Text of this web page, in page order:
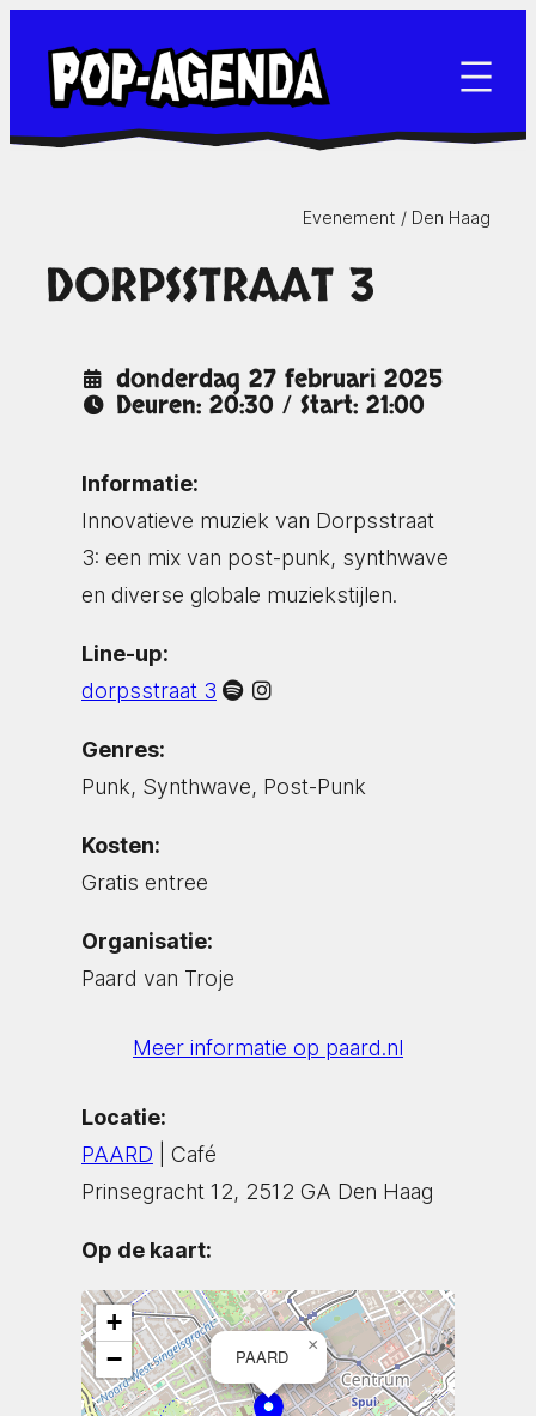
naar
inhoud
Evenement / Den Haag
DORPSSTRAAT 3
donderdag 27 februari 2025
Deuren: 20:30 / Start: 21:00
Informatie:
Innovatieve muziek van Dorpsstraat
3: een mix van post-punk, synthwave
en diverse globale muziekstijlen.
Line-up:
dorpsstraat 3
Genres:
Punk, Synthwave, Post-Punk
Kosten:
Gratis entree
Organisatie:
Paard van Troje
Meer informatie op paard.nl
Locatie:
PAARD | Café
Prinsegracht 12, 2512 GA Den Haag
Op de kaart:
PAARD
×
+
−